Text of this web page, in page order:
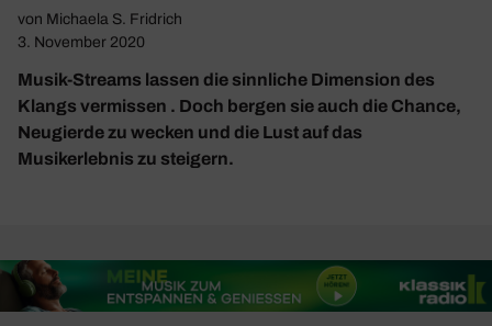
von Michaela S. Fridrich
3. November 2020
Musik-Streams lassen die sinnliche Dimension des
Klangs vermissen . Doch bergen sie auch die Chance,
Neugierde zu wecken und die Lust auf das
Musikerlebnis zu steigern.